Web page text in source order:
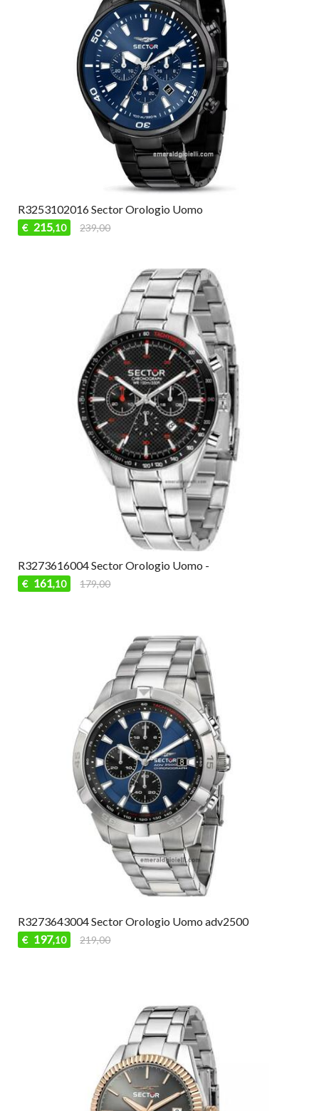
R3253102016 Sector Orologio Uomo
€ 215,10 239,00
R3273616004 Sector Orologio Uomo -
€ 161,10 179,00
R3273643004 Sector Orologio Uomo adv2500
€ 197,10 219,00